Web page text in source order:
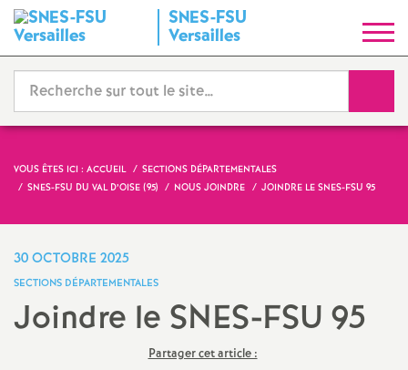
SNES-FSU
Versailles
y
n
d
i
a
VOUS ÊTES ICI : ACCUEIL
SECTIONS DÉPARTEMENTALES
SNES-FSU DU VAL D’OISE (95)
NOUS JOINDRE JOINDRE LE SNES-FSU 95
30 OCTOBRE 2025
SECTIONS DÉPARTEMENTALES
Joindre le SNES-FSU 95
Partager cet article :